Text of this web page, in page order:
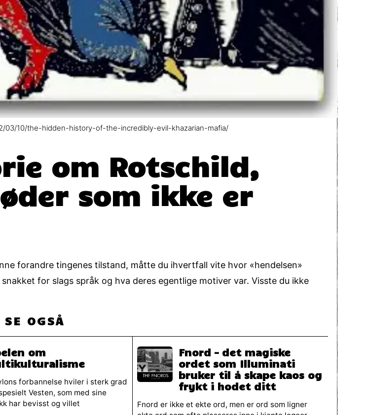
03/10/the-hidden-history-of-the-incredibly-evil-khazarian-mafia/
om Rotschild,
som ikke er
forandre tingenes tilstand, måtte du ihvertfall vite hvor «hendelsen»
for slags språk og hva deres egentlige motiver var. Visste du ikke
SE OGSÅ
om
forbannelse hviler i sterk grad
Vesten, som med sine
har bevisst og villet
Fnord – det magiske
ordet som Illuminati
bruker til å skape kaos og
frykt i hodet ditt
Fnord er ikke et ekte ord, men er ord som ligner